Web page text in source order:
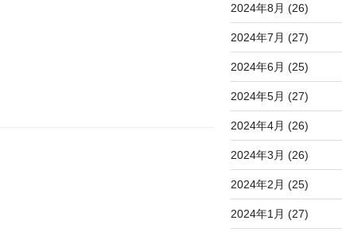
2024年8月 (26)
2024年7月 (27)
2024年6月 (25)
2024年5月 (27)
2024年4月 (26)
2024年3月 (26)
2024年2月 (25)
2024年1月 (27)